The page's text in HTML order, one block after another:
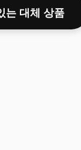
는 대체 상품